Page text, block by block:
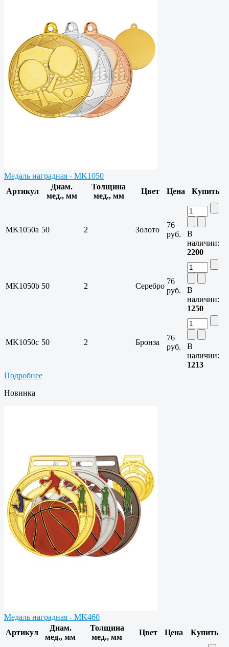
Медаль наградная - MK1050
Артикул
Диам.
мед., мм
Толщина
мед., мм
Цвет Цена Купить
MK1050a 50 2 Золото
76
руб.
В
наличии:
2200
MK1050b 50 2 Серебро
76
руб.
В
наличии:
1250
MK1050c 50 2 Бронза
76
руб.
В
наличии:
1213
Подробнее
Новинка
Медаль наградная - MK460
Артикул
Диам.
мед., мм
Толщина
мед., мм
Цвет Цена Купить